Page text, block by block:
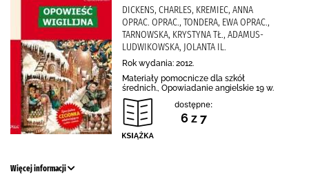
DICKENS, CHARLES, KREMIEC, ANNA
OPRAC. OPRAC., TONDERA, EWA OPRAC.,
TARNOWSKA, KRYSTYNA TŁ., ADAMUS-
LUDWIKOWSKA, JOLANTA IL.
Rok wydania: 2012.
Materiały pomocnicze dla szkół
średnich., Opowiadanie angielskie 19 w.
dostępne:
6 z 7
Więcej informacji